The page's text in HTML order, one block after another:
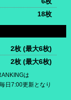
18枚
2枚 (最大6枚)
2枚 (最大6枚)
は
日7:00更新となり